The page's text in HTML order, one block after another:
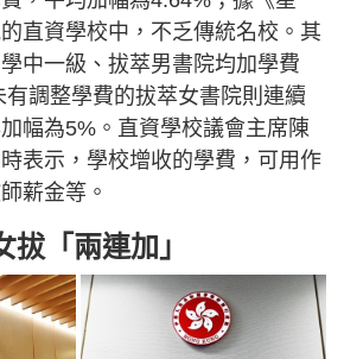
直資學校中，不乏傳統名校。其
中一級、拔萃男書院均加學費
調整學費的拔萃女書院則連續
幅為5%。直資學校議會主席陳
表示，學校增收的學費，可用作
薪金等。
「兩連加」